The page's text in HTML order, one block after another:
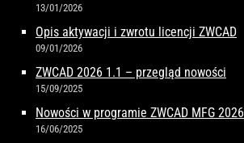
13/01/2026
Opis aktywacji i zwrotu licencji ZWCAD
09/01/2026
ZWCAD 2026 1.1 – przegląd nowości
15/09/2025
Nowości w programie ZWCAD MFG 2026
16/06/2025